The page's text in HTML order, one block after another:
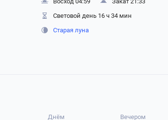
Световой день 16 ч 34 мин
Старая луна
Днём Вечером